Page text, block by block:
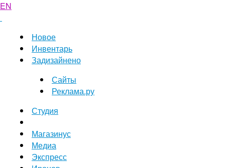
EN
Новое
Инвентарь
Задизайнено
Сайты
Реклама.ру
Студия
Магазинус
Медиа
Экспресс